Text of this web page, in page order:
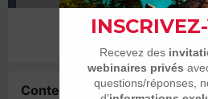
Il n’y a encore
Contenu similaire